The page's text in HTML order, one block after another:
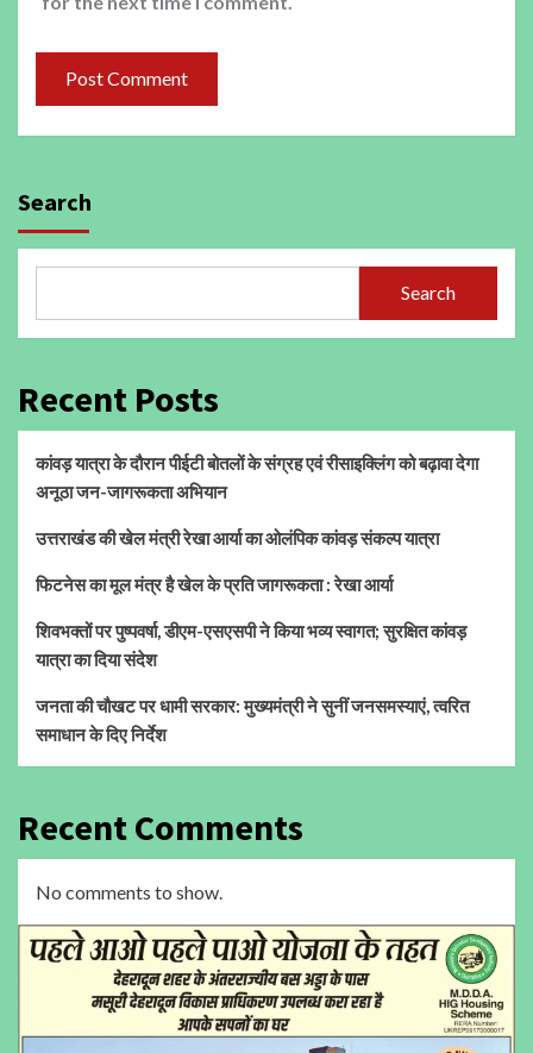
Search
Search
Recent Posts
कांवड़ यात्रा के दौरान पीईटी बोतलों के संग्रह एवं रीसाइक्लिंग को बढ़ावा देगा
अनूठा जन-जागरूकता अभियान
उत्तराखंड की खेल मंत्री रेखा आर्या का ओलंपिक कांवड़ संकल्प यात्रा
फिटनेस का मूल मंत्र है खेल के प्रति जागरूकता : रेखा आर्या
शिवभक्तों पर पुष्पवर्षा, डीएम-एसएसपी ने किया भव्य स्वागत; सुरक्षित कांवड़
यात्रा का दिया संदेश
जनता की चौखट पर धामी सरकार: मुख्यमंत्री ने सुनीं जनसमस्याएं, त्वरित
समाधान के दिए निर्देश
Recent Comments
No comments to show.